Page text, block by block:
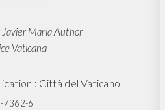
Javier Maria Author
Vaticana
: Città del Vaticano
7362-6